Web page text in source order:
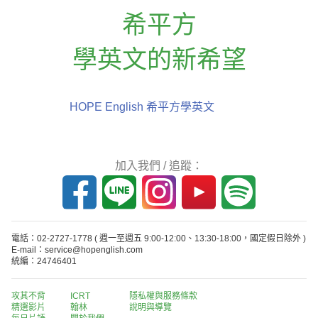
希平方
學英文的新希望
HOPE English 希平方學英文
加入我們 / 追蹤：
電話：02-2727-1778 ( 週一至週五 9:00-12:00、13:30-18:00，國定假日除外 )
E-mail：service@hopenglish.com
統編：24746401
攻其不背
精選影片
ICRT
翰林
隱私權與服務條款
說明與導覽